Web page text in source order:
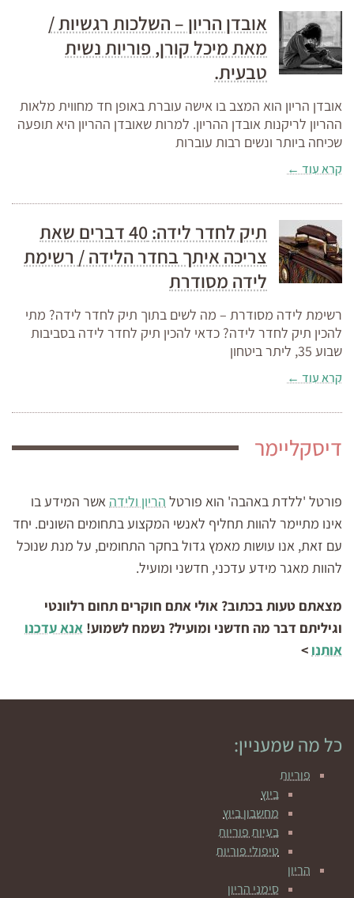
אובדן הריון – השלכות רגשיות /
מאת מיכל קורן, פוריות נשית
טבעית.
אובדן הריון הוא המצב בו אישה עוברת באופן חד מחווית מלאות
ההריון לריקנות אובדן ההריון. למרות שאובדן ההריון היא תופעה
שכיחה ביותר ונשים רבות עוברות
קרא עוד ←
תיק לחדר לידה: 40 דברים שאת
צריכה איתך בחדר הלידה / רשימת
לידה מסודרת
רשימת לידה מסודרת – מה לשים בתוך תיק לחדר לידה? מתי
להכין תיק לחדר לידה? כדאי להכין תיק לחדר לידה בסביבות
שבוע 35, ליתר ביטחון
קרא עוד ←
דיסקליימר
פורטל 'ללדת באהבה' הוא פורטל הריון ולידה אשר המידע בו
אינו מתיימר להוות תחליף לאנשי המקצוע בתחומים השונים. יחד
עם זאת, אנו עושות מאמץ גדול בחקר התחומים, על מנת שנוכל
להוות מאגר מידע עדכני, חדשני ומועיל.
מצאתם טעות בכתוב? אולי אתם חוקרים תחום רלוונטי
וגיליתם דבר מה חדשני ומועיל? נשמח לשמוע! אנא עדכנו
אותנו >
כל מה שמעניין:
פוריות
ביוץ
מחשבון ביוץ
בעיות פוריות
טיפולי פוריות
הריון
סימני הריון